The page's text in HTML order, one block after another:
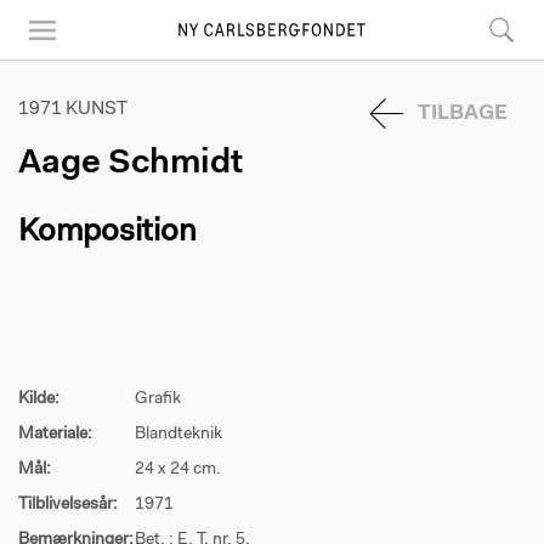
main
1971 KUNST TILBAGE
Aage Schmidt
Komposition
Kilde: Grafik
Materiale: Blandteknik
Mål: 24 x 24 cm.
Tilblivelsesår: 1971
Bemærkninger: Bet. : E. T. nr. 5.